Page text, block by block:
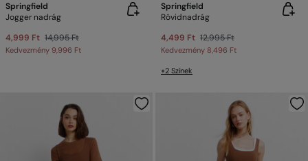
Springfield
Jogger nadrág
4,999 Ft 14,995 Ft
Kedvezmény 9,996 Ft
Springfield
Rövidnadrág
4,499 Ft 12,995 Ft
Kedvezmény 8,496 Ft
+2 Színek